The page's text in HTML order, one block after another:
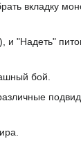
вкладку
и "Надеть"
бой.